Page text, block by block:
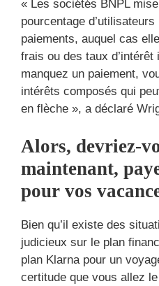
« Les sociétés BNPL
pourcentage
paiements, auquel cas
frais ou des taux
manquez un paiement,
intérêts composés qui
en flèche », a déclaré
Alors, devriez-
maintenant,
pour vos
Bien qu’il existe des
judicieux sur le plan
plan Klarna pour un
certitude que vous allez